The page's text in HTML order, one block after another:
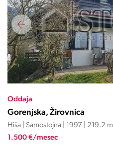
Oddaja
Gorenjska, Žirovnica
Hiša | Samostojna | 1997 | 219.2 m
1.500 €/mesec